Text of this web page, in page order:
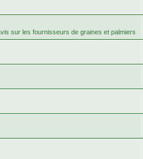
sur les fournisseurs de graines et palmiers